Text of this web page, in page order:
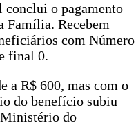
conclui o pagamento
Família. Recebem
com Número
final 0.
a R$ 600, mas com o
do benefício subiu
Ministério do